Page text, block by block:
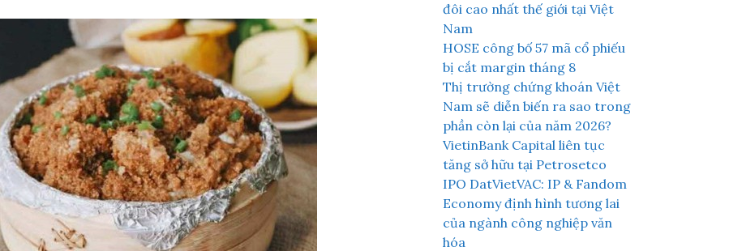
đôi cao nhất thế giới tại Việt
Nam
HOSE công bố 57 mã cổ phiếu
bị cắt margin tháng 8
Thị trường chứng khoán Việt
Nam sẽ diễn biến ra sao trong
phần còn lại của năm 2026?
VietinBank Capital liên tục
tăng sở hữu tại Petrosetco
IPO DatVietVAC: IP & Fandom
Economy định hình tương lai
của ngành công nghiệp văn
hóa